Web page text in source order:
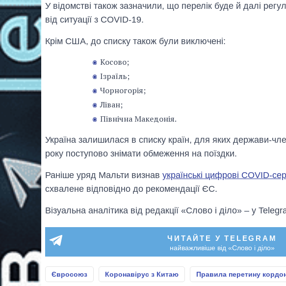
У відомстві також зазначили, що перелік буде й далі
від ситуації з COVID-19.
Крім США, до списку також були виключені:
Косово;
Ізраїль;
Чорногорія;
Ліван;
Північна Македонія.
Україна залишилася в списку країн, для яких держави-
року поступово знімати обмеження на поїздки.
Раніше уряд Мальти визнав українські цифрові COVID-
схвалене відповідно до рекомендації ЄС.
Візуальна аналітика від редакції «Слово і діло» – у
ЧИТАЙТЕ У TELEGRAM
найважливіше від «Слово і діло»
Євросоюз Коронавірус з Китаю Правила перетину